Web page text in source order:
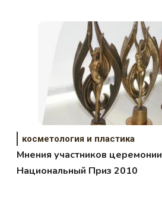
косметология и пластика
Мнения участников церемонии
Национальный Приз 2010